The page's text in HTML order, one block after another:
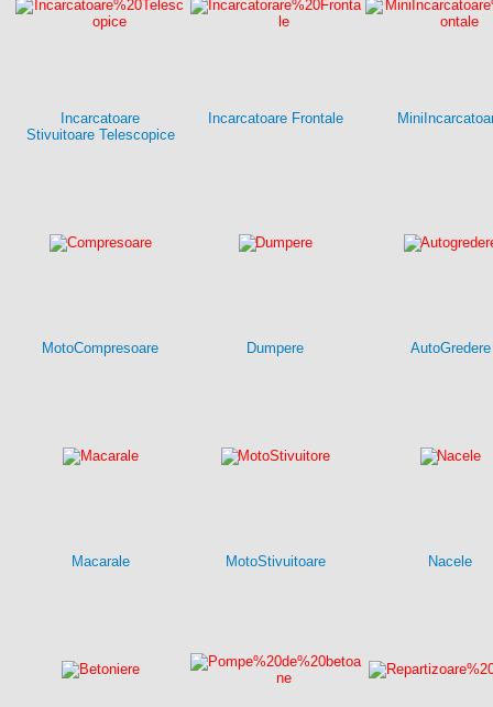
Incarcatoare
Stivuitoare Telescopice
Incarcatoare Frontale
MotoCompresoare Dumpere AutoGredere
Macarale MotoStivuitoare Nacele